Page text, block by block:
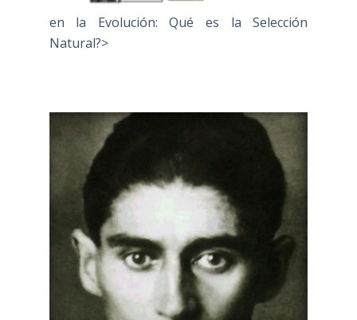
en la Evolución: Qué es la Selección
Natural?>